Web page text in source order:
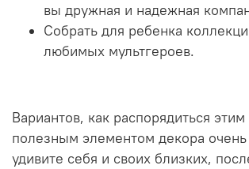
вы дружная и надежная
Собрать для ребенка
любимых мультгероев.
Вариантов, как распорядиться
полезным элементом декора
удивите себя и своих близких,